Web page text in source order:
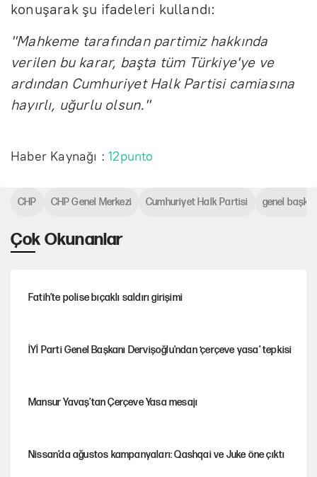
konuşarak şu ifadeleri kullandı:
"Mahkeme tarafından partimiz hakkında
verilen bu karar, başta tüm Türkiye'ye ve
ardından Cumhuriyet Halk Partisi camiasına
hayırlı, uğurlu olsun."
Haber Kaynağı :12punto
Çok Okunanlar
Fatih’te polise bıçaklı saldırı girişimi
İYİ Parti Genel Başkanı Dervişoğlu'ndan ‘çerçeve yasa’ tepkisi
Mansur Yavaş’tan Çerçeve Yasa mesajı
Nissan’da ağustos kampanyaları: Qashqai ve Juke öne çıktı
CHP CHP Genel Merkezi Cumhuriyet Halk Partisi genel